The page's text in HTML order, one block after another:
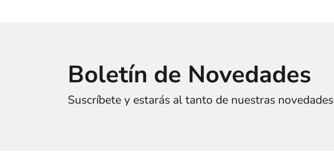
Boletín de Novedades
Suscríbete y estarás al tanto de nuestras novedades